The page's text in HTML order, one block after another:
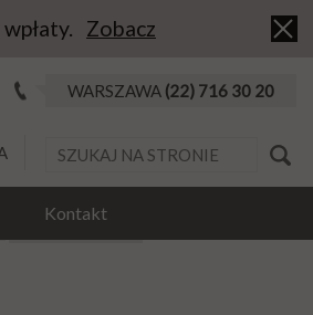
Zobacz
WARSZAWA (22) 716 30 20
Kontakt